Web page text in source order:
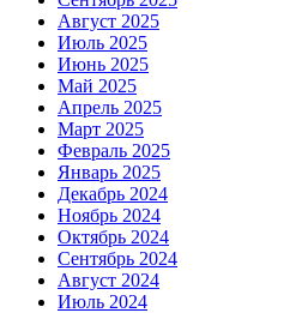
Август 2025
Июль 2025
Июнь 2025
Май 2025
Апрель 2025
Март 2025
Февраль 2025
Январь 2025
Декабрь 2024
Ноябрь 2024
Октябрь 2024
Сентябрь 2024
Август 2024
Июль 2024